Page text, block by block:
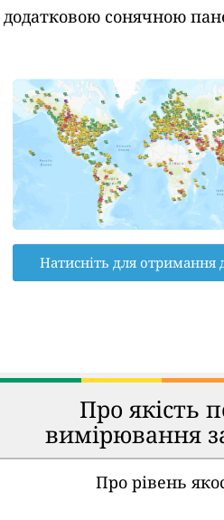
додатковою сонячною
Натисніть для отримання
Про якість
вимірювання
Про рівень